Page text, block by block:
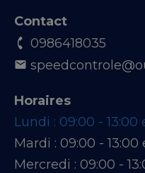
Contact
0986418035
Horaires
Lundi : 09:00 - 13:00
Mardi : 09:00 - 13:00
Mercredi : 09:00 -